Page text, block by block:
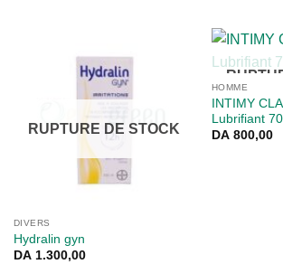
RUPTURE DE STOCK
DIVERS
Hydralin gyn
DA1.300,00
HOMME
INTIMY
Lubrifiant
DA800,00